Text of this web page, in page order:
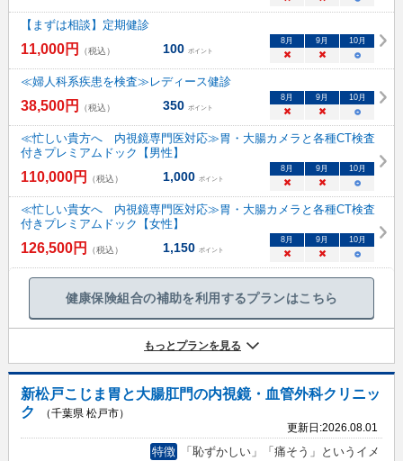
【まずは相談】定期健診
11,000円 （税込） 100 ポイント
8月 9月 10月
× × ○
≪婦人科系疾患を検査≫レディース健診
38,500円 （税込） 350 ポイント
8月 9月 10月
× × ○
≪忙しい貴方へ 内視鏡専門医対応≫胃・大腸カメラと各種CT検査
付きプレミアムドック【男性】
110,000円 （税込） 1,000 ポイント
8月 9月 10月
× × ○
≪忙しい貴女へ 内視鏡専門医対応≫胃・大腸カメラと各種CT検査
付きプレミアムドック【女性】
126,500円 （税込） 1,150 ポイント
8月 9月 10月
× × ○
健康保険組合の補助を利用するプランはこちら
もっとプランを見る
新松戸こじま胃と大腸肛門の内視鏡・血管外科クリニッ
ク
（千葉県 松戸市）
更新日:2026.08.01
特徴
「恥ずかしい」「痛そう」というイメ